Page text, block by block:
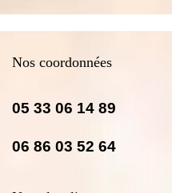
Nos coordonnées
05 33 06 14 89
06 86 03 52 64